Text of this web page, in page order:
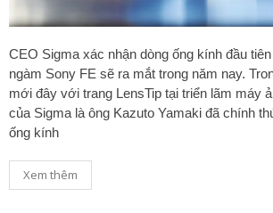
CEO Sigma xác nhận dòng ống kính đầu
ngàm Sony FE sẽ ra mắt trong năm nay.
mới đây với trang LensTip tại triển lãm máy
của Sigma là ông Kazuto Yamaki đã chính
ống kính
Xem thêm